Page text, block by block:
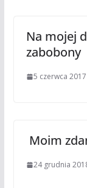
Na mojej
zabobony
5 czerwca 2017
Moim
24 grudnia